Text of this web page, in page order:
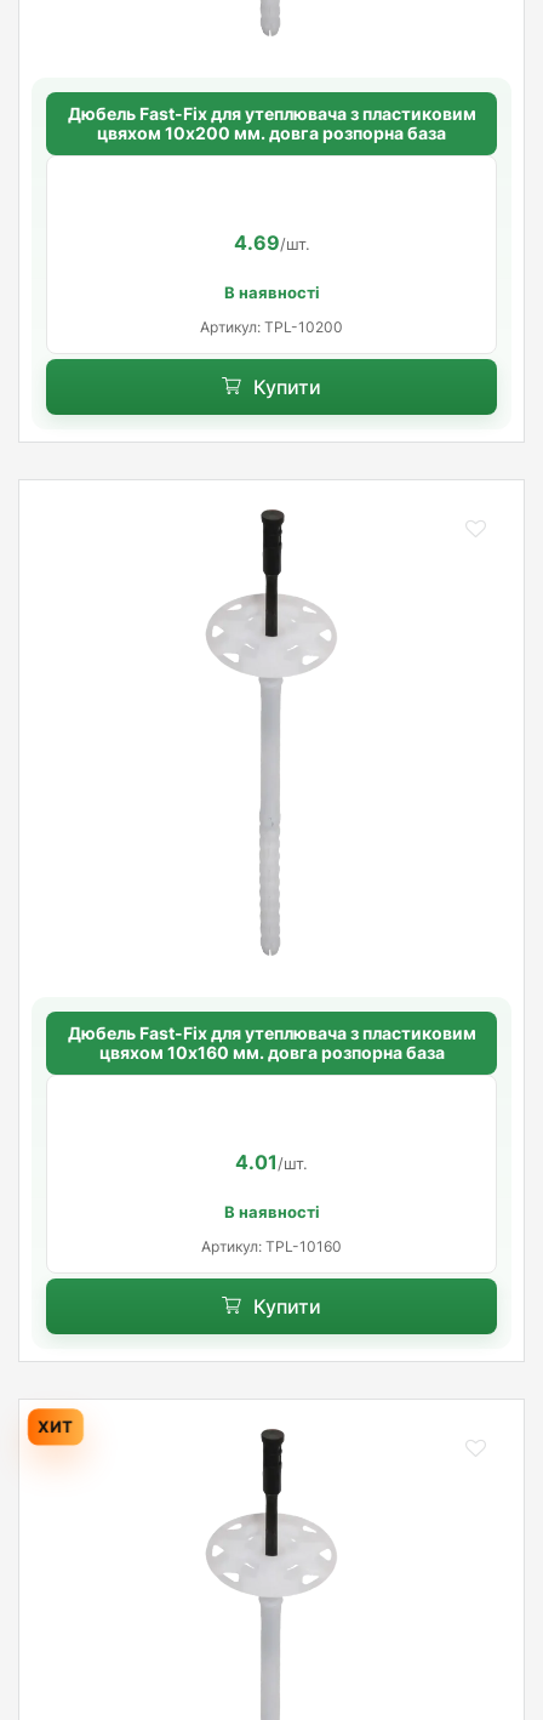
Дюбель Fast-Fix для утеплювача з пластиковим
цвяхом 10х200 мм. довга розпорна база
4.69/шт.
В наявності
Артикул: TPL-10200
Купити
Дюбель Fast-Fix для утеплювача з пластиковим
цвяхом 10х160 мм. довга розпорна база
4.01/шт.
В наявності
Артикул: TPL-10160
Купити
ХИТ